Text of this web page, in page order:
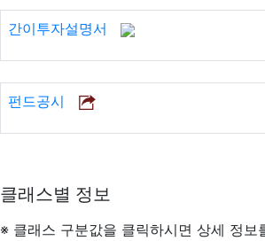
간이투자설명서
펀드공시
클래스별 정보
※ 클래스 구분값을 클릭하시면 상세 정보